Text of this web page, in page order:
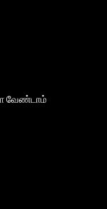
வேண்டாம்